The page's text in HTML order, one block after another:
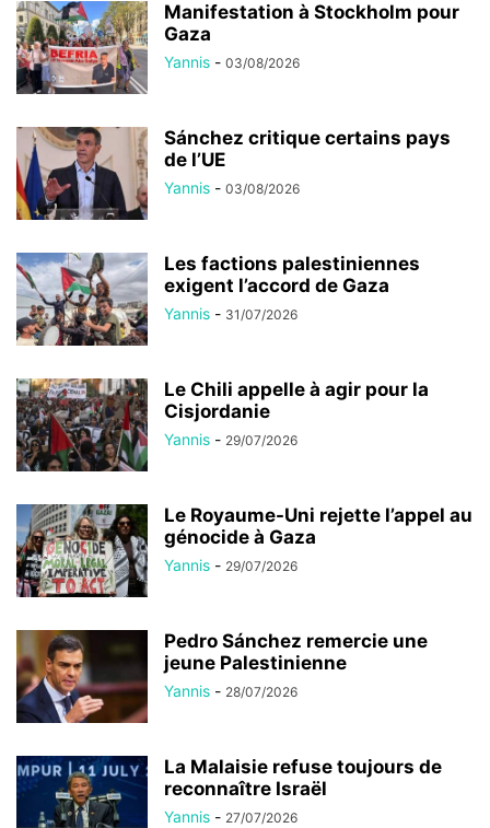
Manifestation à Stockholm pour
Gaza
Yannis - 03/08/2026
Sánchez critique certains pays
de l’UE
Yannis - 03/08/2026
Les factions palestiniennes
exigent l’accord de Gaza
Yannis - 31/07/2026
Le Chili appelle à agir pour la
Cisjordanie
Yannis - 29/07/2026
Le Royaume-Uni rejette l’appel au
génocide à Gaza
Yannis - 29/07/2026
Pedro Sánchez remercie une
jeune Palestinienne
Yannis - 28/07/2026
La Malaisie refuse toujours de
reconnaître Israël
Yannis - 27/07/2026